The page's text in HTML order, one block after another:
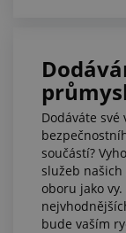
Dodáváte
součástí?
služeb
oboru jako
bude vaším